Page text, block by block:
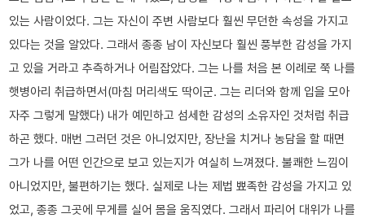
있는 사람이었다. 그는 자신이 주변 사람보다 훨씬 무던한 속성을 가지고
있다는 것을 알았다. 그래서 종종 남이 자신보다 훨씬 풍부한 감성을 가지
고 있을 거라고 추측하거나 어림잡았다. 그는 나를 처음 본 이례로 쭉 나를
햇병아리 취급하면서(마침 머리색도 딱이군. 그는 리더와 함께 입을 모아
자주 그렇게 말했다) 내가 예민하고 섬세한 감성의 소유자인 것처럼 취급
하곤 했다. 매번 그러던 것은 아니었지만, 장난을 치거나 농담을 할 때면
그가 나를 어떤 인간으로 보고 있는지가 여실히 느껴졌다. 불쾌한 느낌이
아니었지만, 불편하기는 했다. 실제로 나는 제법 뾰족한 감성을 가지고 있
었고, 종종 그곳에 무게를 실어 몸을 움직였다. 그래서 파리어 대위가 나를